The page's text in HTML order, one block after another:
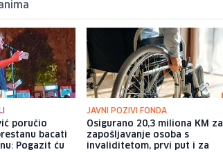
poručio
bacati
Pogazit ću
JAVNI POZIVI FONDA
Osigurano 20,3 miliona KM za
zapošljavanje osoba s
invaliditetom, prvi put i za